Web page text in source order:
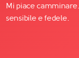
Mi piace
sensibile e fedele.